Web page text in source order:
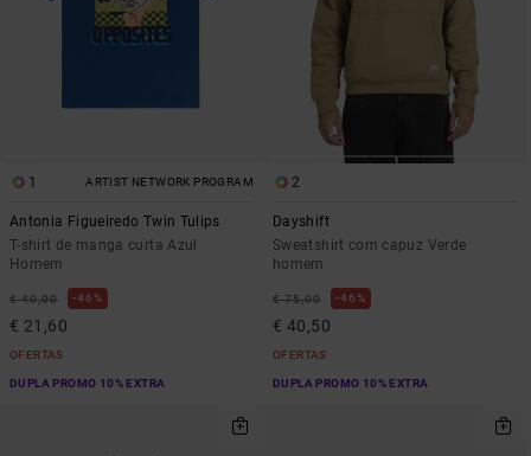
1 ARTIST NETWORK PROGRAM
Antonia Figueiredo Twin Tulips
T-shirt de manga curta Azul
Homem
€ 40,00 46%
€ 21,60
OFERTAS
DUPLA PROMO 10% EXTRA
2
Dayshift
Sweatshirt com capuz Verde
homem
€ 75,00 46%
€ 40,50
OFERTAS
DUPLA PROMO 10% EXTRA